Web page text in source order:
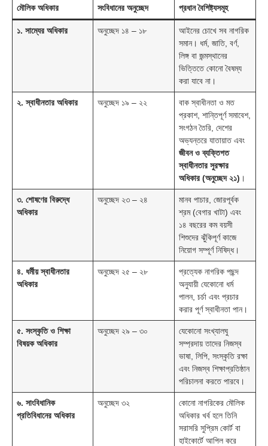
মৌলিক অধিকার সংবিধানের অনুচ্ছেদ প্রধান বৈশিষ্ট্যসমূহ
১. সাম্যের অধিকার অনুচ্ছেদ ১৪ – ১৮
আইনের চোখে সব নাগরিক
সমান। ধর্ম, জাতি, বর্ণ,
লিঙ্গ বা জন্মস্থানের
ভিত্তিতে কোনো বৈষম্য
করা যাবে না।
২. স্বাধীনতার অধিকার অনুচ্ছেদ ১৯ – ২২
বাক স্বাধীনতা ও মত
প্রকাশ, শান্তিপূর্ণ সমাবেশ,
সংগঠন তৈরি, দেশের
অভ্যন্তরে যাতায়াত এবং
জীবন ও ব্যক্তিগত
স্বাধীনতার সুরক্ষার
অধিকার (অনুচ্ছেদ ২১) ।
৩. শোষণের বিরুদ্ধে
অধিকার
অনুচ্ছেদ ২৩ – ২৪
মানব পাচার, জোরপূর্বক
শ্রম (বেগার খাটা) এবং
১৪ বছরের কম বয়সী
শিশুদের ঝুঁকিপূর্ণ কাজে
নিয়োগ সম্পূর্ণ নিষিদ্ধ।
৪. ধর্মীয় স্বাধীনতার
অধিকার
অনুচ্ছেদ ২৫ – ২৮
প্রত্যেক নাগরিক পছন্দ
অনুযায়ী যেকোনো ধর্ম
পালন, চর্চা এবং প্রচার
করার পূর্ণ স্বাধীনতা পান।
৫. সংস্কৃতি ও শিক্ষা
বিষয়ক অধিকার
অনুচ্ছেদ ২৯ – ৩০
যেকোনো সংখ্যালঘু
সম্প্রদায় তাদের নিজস্ব
ভাষা, লিপি, সংস্কৃতি রক্ষা
এবং নিজস্ব শিক্ষাপ্রতিষ্ঠান
পরিচালনা করতে পারবে।
৬. সাংবিধানিক
প্রতিবিধানের অধিকার
অনুচ্ছেদ ৩২
কোনো নাগরিকের মৌলিক
অধিকার খর্ব হলে তিনি
সরাসরি সুপ্রিম কোর্ট বা
হাইকোর্টে আপিল করে